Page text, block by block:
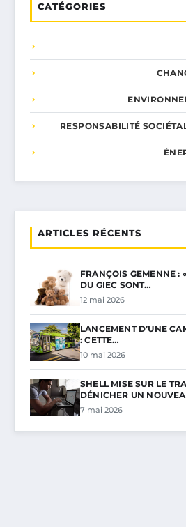
CATÉGORIES
RESPONSABILITÉ
ARTICLES RÉCENTS
FRANÇOIS GEMENNE :
DU GIEC SONT…
12 mai 2026
LANCEMENT D’UNE
: CETTE…
10 mai 2026
SHELL MISE SUR LE
DÉNICHER UN
7 mai 2026